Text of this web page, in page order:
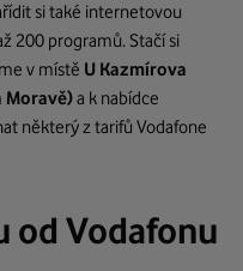
si také internetovou
200 programů. Stačí si
v místě U Kazmírova
Moravě)a k nabídce
některý z tarifů Vodafone
od Vodafonu